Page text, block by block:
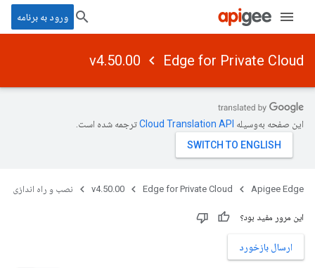
ورود به برنامه
Edge for Private Cloud
v4.50.00
این صفحه به‌وسیله ترجمه شده است.
Apigee Edge
Edge for Private Cloud
v4.50.00 نصب و راه اندازی
این مرور مفید بود؟
ارسال بازخورد